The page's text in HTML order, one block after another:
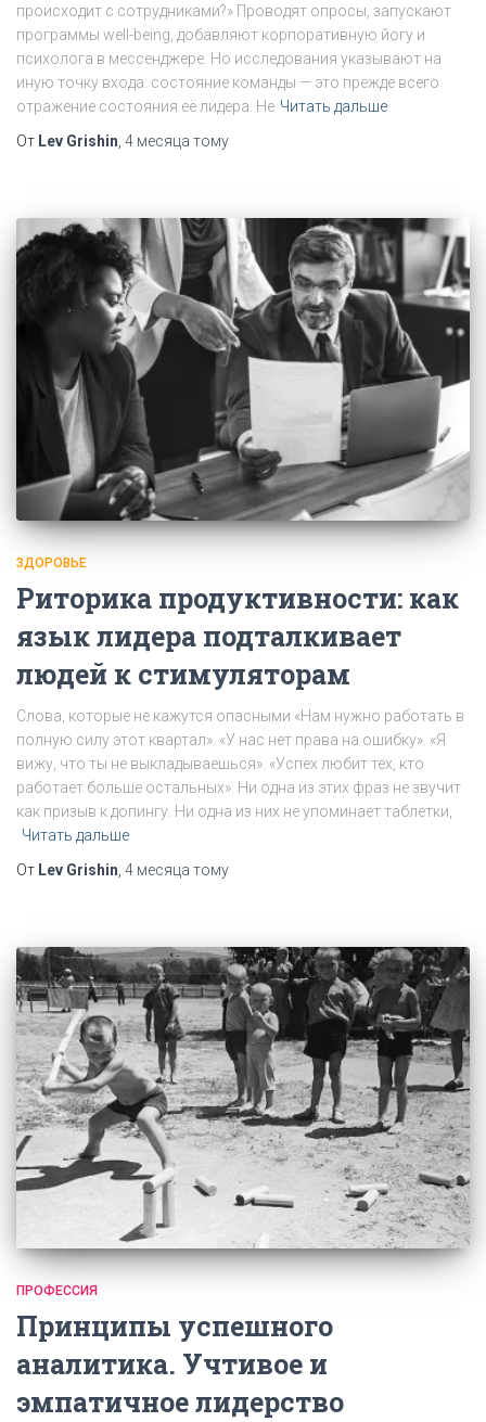
происходит с сотрудниками?» Проводят опросы, запускают
программы well-being, добавляют корпоративную йогу и
психолога в мессенджере. Но исследования указывают на
иную точку входа: состояние команды — это прежде всего
отражение состояния её лидера. Не Читать дальше
От Lev Grishin 4 месяца тому
ЗДОРОВЬЕ
Риторика продуктивности: как
язык лидера подталкивает
людей к стимуляторам
Слова, которые не кажутся опасными «Нам нужно работать в
полную силу этот квартал». «У нас нет права на ошибку». «Я
вижу, что ты не выкладываешься». «Успех любит тех, кто
работает больше остальных». Ни одна из этих фраз не звучит
как призыв к допингу. Ни одна из них не упоминает таблетки,
Читать дальше
От Lev Grishin 4 месяца тому
ПРОФЕССИЯ
Принципы успешного
аналитика. Учтивое и
эмпатичное лидерство